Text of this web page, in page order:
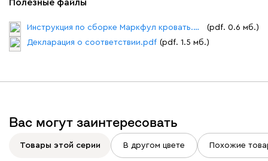
Полезные файлы
Инструкция по сборке Маркфул кровать.pdf
(pdf. 0.6 мб.)
Декларация о соответствии.pdf (pdf. 1.5 мб.)
Вас могут заинтересовать
Товары этой серии В другом цвете Похожие